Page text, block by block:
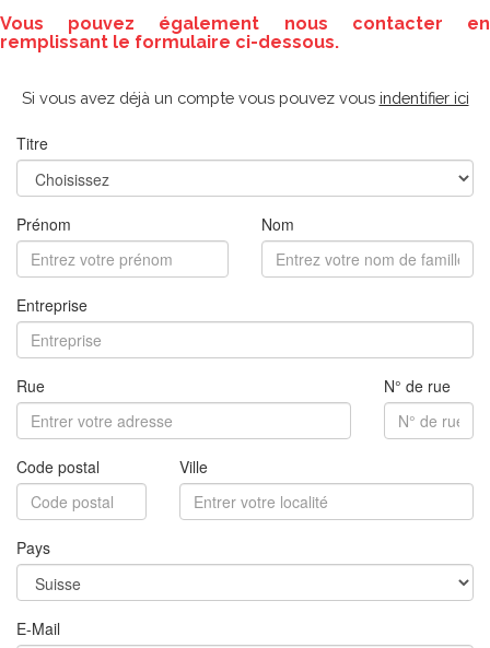
Vous pouvez également nous contacter en
remplissant le formulaire ci-dessous.
Si vous avez déjà un compte vous pouvez vous indentifier ici